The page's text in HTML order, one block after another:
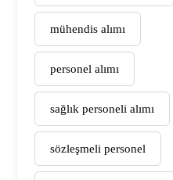
mühendis alımı
personel alımı
sağlık personeli alımı
sözleşmeli personel